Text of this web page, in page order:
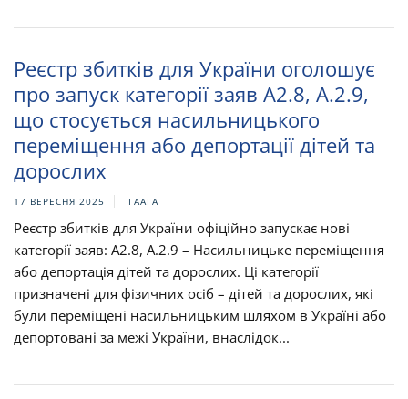
Реєстр збитків для України оголошує
про запуск категорії заяв A2.8, А.2.9,
що стосується насильницького
переміщення або депортації дітей та
дорослих
17 ВЕРЕСНЯ 2025 ГААГА
Реєстр збитків для України офіційно запускає нові
категорії заяв: A2.8, А.2.9 – Насильницьке переміщення
або депортація дітей та дорослих. Ці категорії
призначені для фізичних осіб – дітей та дорослих, які
були переміщені насильницьким шляхом в Україні або
депортовані за межі України, внаслідок...